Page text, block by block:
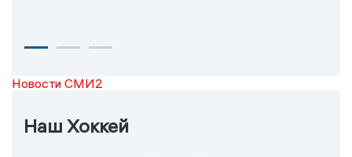
Новости СМИ2
Наш Хоккей